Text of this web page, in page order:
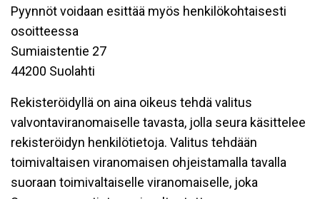
Pyynnöt voidaan esittää myös henkilökohtaisesti
osoitteessa
Sumiaistentie 27
44200 Suolahti
Rekisteröidyllä on aina oikeus tehdä valitus
valvontaviranomaiselle tavasta, jolla seura käsittelee
rekisteröidyn henkilötietoja. Valitus tehdään
toimivaltaisen viranomaisen ohjeistamalla tavalla
suoraan toimivaltaiselle viranomaiselle, joka